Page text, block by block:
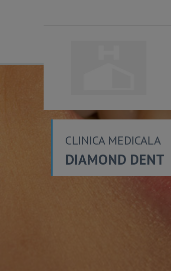
CLINICA MEDICALA
DIAMOND DENT